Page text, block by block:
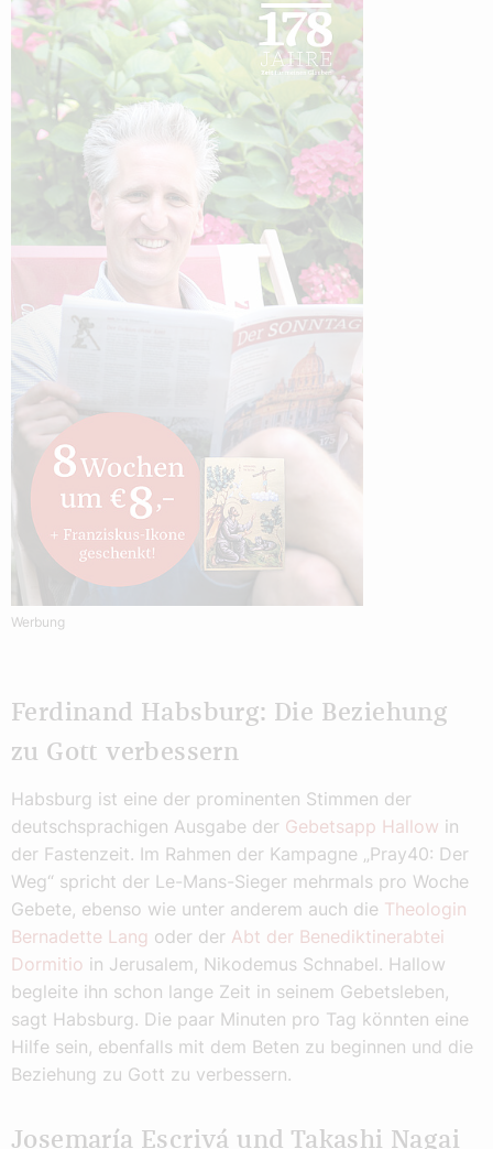
Werbung
Ferdinand Habsburg: Die Beziehung
zu Gott verbessern
Habsburg ist eine der prominenten Stimmen der
deutschsprachigen Ausgabe der Gebetsapp Hallow in
der Fastenzeit. Im Rahmen der Kampagne „Pray40: Der
Weg“ spricht der Le-Mans-Sieger mehrmals pro Woche
Gebete, ebenso wie unter anderem auch die Theologin
Bernadette Lang oder der Abt der Benediktinerabtei
Dormitio in Jerusalem, Nikodemus Schnabel. Hallow
begleite ihn schon lange Zeit in seinem Gebetsleben,
sagt Habsburg. Die paar Minuten pro Tag könnten eine
Hilfe sein, ebenfalls mit dem Beten zu beginnen und die
Beziehung zu Gott zu verbessern.
Josemaría Escrivá und Takashi Nagai